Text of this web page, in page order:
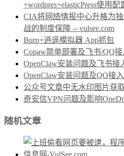
+wordpres+elasticPress使用配
CIA将网络情报中心升格为
战的制度保障 -- vulsee.com
Burp+逍遥模拟器 App抓包
Copaw简单部署及飞书/QQ接
OpenClaw安装问题及飞书接
OpenClaw安装问题及QQ接入
公众号文章中无水印图片获
奇安信VPN问题及影响
随机文章